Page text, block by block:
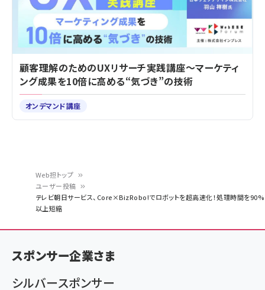
く
ず
Web担トップ
ユーザー投稿
テレビ朝日サービス、Core×BizRobo!でロボットを超高速化！処理時間を90%
以上短縮
顧客理解のためのUXリサーチ実践講座～マーケティ
ング成果を10倍に高める“気づき”の技術
オンデマンド講座
スポンサー企業さま
シルバースポンサー